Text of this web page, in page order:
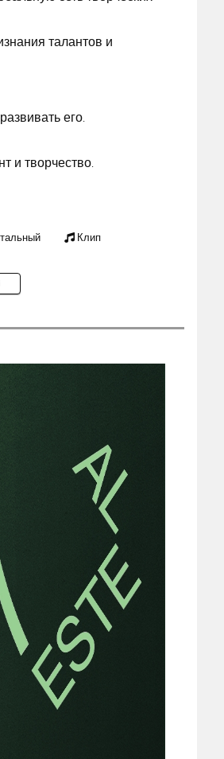
талантов и
его.
и творчество.
Клип